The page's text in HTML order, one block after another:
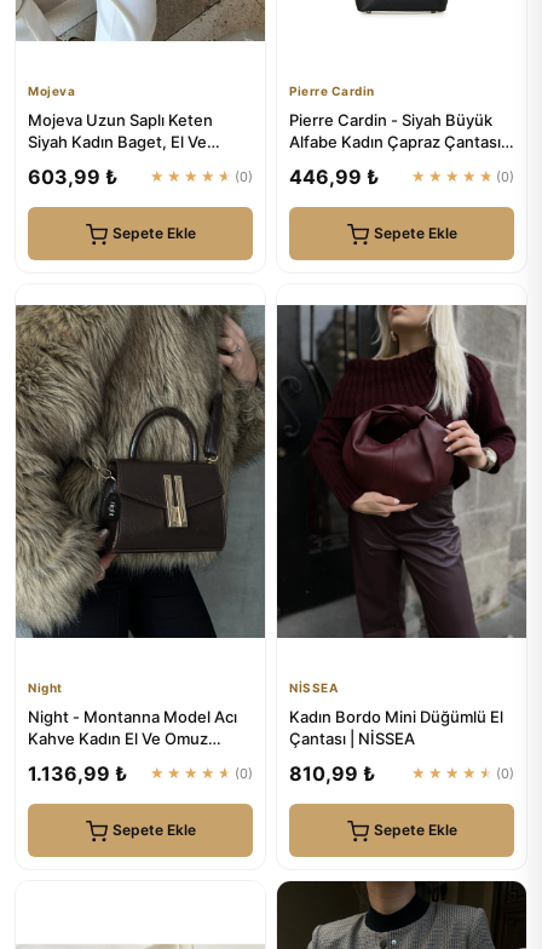
Mojeva
Mojeva Uzun Saplı Keten
Siyah Kadın Baget, El Ve
603,99 ₺ ★★★★★ (0)
Sepete Ekle
Pierre Cardin
Pierre Cardin - Siyah Büyük
Alfabe Kadın Çapraz Çantası
446,99 ₺ ★★★★★ (0)
Sepete Ekle
Night
Night - Montanna Model Acı
Kahve Kadın El Ve Omuz
1.136,99 ₺ ★★★★★ (0)
Sepete Ekle
NİSSEA
Kadın Bordo Mini Düğümlü El
Çantası | NİSSEA
810,99 ₺ ★★★★★ (0)
Sepete Ekle